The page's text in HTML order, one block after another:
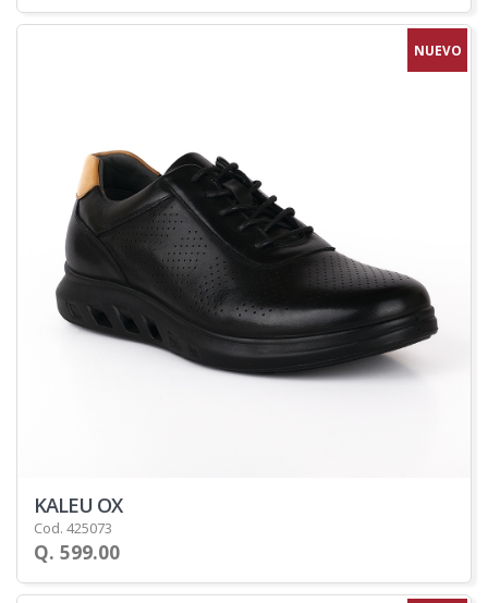
NUEVO
KALEU OX
Cod. 425073
Q. 599.00